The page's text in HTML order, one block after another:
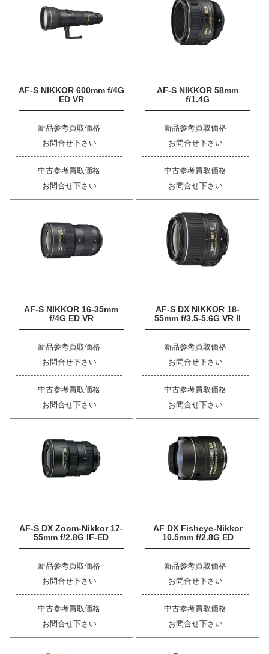
AF-S NIKKOR 600mm f/4G
ED VR
新品参考買取価格
お問合せ下さい
中古参考買取価格
お問合せ下さい
AF-S NIKKOR 58mm
f/1.4G
新品参考買取価格
お問合せ下さい
中古参考買取価格
お問合せ下さい
AF-S NIKKOR 16-35mm
f/4G ED VR
新品参考買取価格
お問合せ下さい
中古参考買取価格
お問合せ下さい
AF-S DX NIKKOR 18-
55mm f/3.5-5.6G VR II
新品参考買取価格
お問合せ下さい
中古参考買取価格
お問合せ下さい
AF-S DX Zoom-Nikkor 17-
55mm f/2.8G IF-ED
新品参考買取価格
お問合せ下さい
中古参考買取価格
お問合せ下さい
AF DX Fisheye-Nikkor
10.5mm f/2.8G ED
新品参考買取価格
お問合せ下さい
中古参考買取価格
お問合せ下さい